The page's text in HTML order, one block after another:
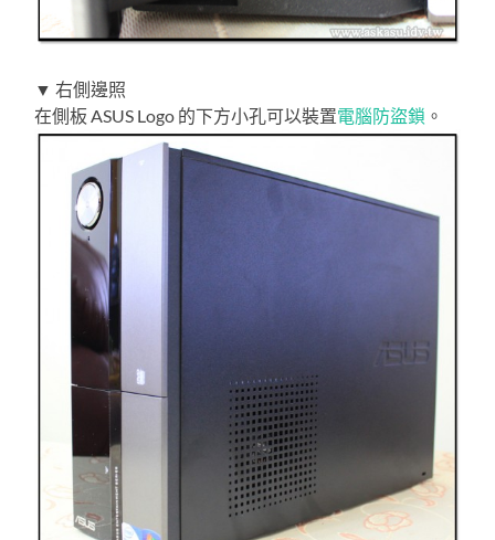
▼ 右側邊照
在側板 ASUS Logo 的下方小孔可以裝置電腦防盜鎖 。